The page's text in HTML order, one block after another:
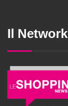
Il Network